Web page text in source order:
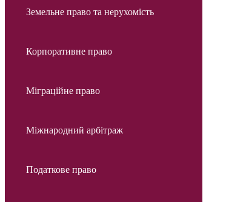
Земельне право та нерухомість
Корпоративне право
Міграційне право
Міжнародний арбітраж
Податкове право